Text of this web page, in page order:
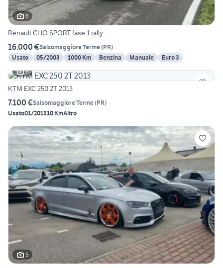
6
Renault CLIO SPORT fase 1 rally
16.000 €Salsomaggiore Terme(PR)
Usato
05/2003 1000 Km Benzina Manuale
Euro 3
6
KTM EXC 250 2T 2013
7.100 €Salsomaggiore Terme(PR)
Usato01/201310 KmAltro
5